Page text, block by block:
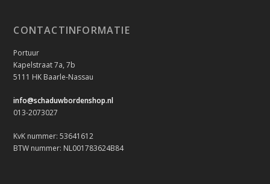
CONTACTINFORMATIE
Portuur
Kapelstraat 7a, 7b
5111 HK Baarle-Nassau
info@schaduwbordenshop.nl
013-2073027
KvK nummer: 53641612
BTW nummer: NL001783624B84